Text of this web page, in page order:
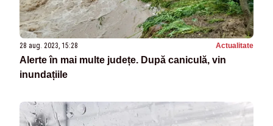
28 aug. 2023, 15:28 Actualitate
Alerte în mai multe județe. După caniculă, vin
inundațiile